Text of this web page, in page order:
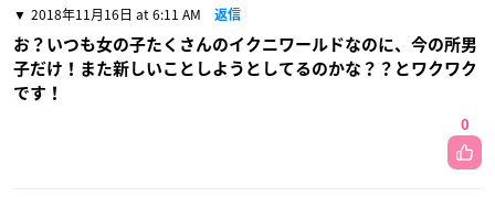
2018年11月16日 at 6:11 AM 返信
お？いつも女の子たくさんのイクニワールドなのに、今の所男
子だけ！また新しいことしようとしてるのかな？？とワクワク
です！
0